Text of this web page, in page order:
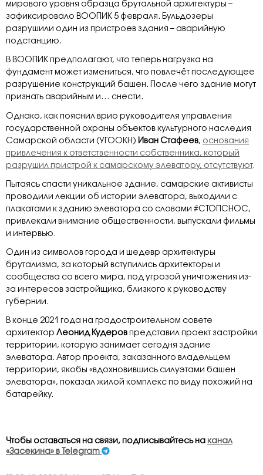
мирового уровня образца брутальной архитектуры –
зафиксировало ВООПИК 5 февраля. Бульдозеры
разрушили один из пристроев здания – аварийную
подстанцию.
В ВООПИК предполагают, что теперь нагрузка на
фундамент может измениться, что повлечёт последующее
разрушение конструкций башен. После чего здание могут
признать аварийным и… снести.
Однако, как пояснил врио руководителя управления
государственной охраны объектов культурного наследия
Самарской области (УГООКН) Иван Стафеев, основания
привлечения к ответственности собственника, который
разрушил пристрой к самарскому элеватору, отсутствуют.
Пытаясь спасти уникальное здание, самарские активисты
проводили лекции об истории элеватора, выходили с
плакатами к зданию элеватора со словами #СТОПСНОС,
привлекали внимание общественности, выпускали фильмы
и интервью.
Один из символов города и шедевр архитектуры
брутализма, за который вступились архитекторы и
сообщества со всего мира, под угрозой уничтожения из-
за интересов застройщика, близкого к руководству
губернии.
В конце 2021 года на градостроительном совете
архитектор Леонид Кудеров представил проект застройки
территории, которую занимает сегодня здание
элеватора. Автор проекта, заказанного владельцем
территории, якобы «вдохновившись силуэтами башен
элеватора», показал жилой комплекс по виду похожий на
батарейку.
Чтобы оставаться на связи, подписывайтесь на канал
«Засекина» в Telegram